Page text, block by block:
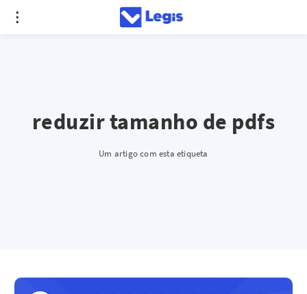
reduzir tamanho de pdfs
Um artigo com esta etiqueta